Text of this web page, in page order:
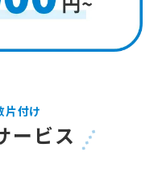
片付け
ービス